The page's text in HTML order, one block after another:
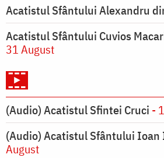
Acatistul Sfântului Alexandru
Acatistul Sfântului Cuvios
31 August
(Audio) Acatistul Sfintei Cruci -
(Audio) Acatistul Sfântului Ioan
August